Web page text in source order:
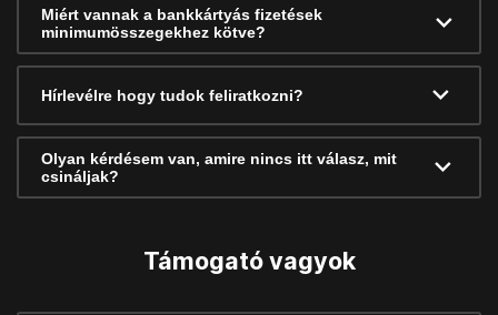
Miért vannak a bankkártyás fizetések
minimumösszegekhez kötve?
Hírlevélre hogy tudok feliratkozni?
Olyan kérdésem van, amire nincs itt válasz, mit
csináljak?
Támogató vagyok